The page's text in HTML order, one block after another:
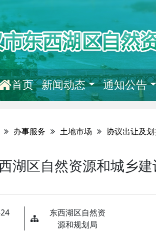
首页 新闻动态 通知公告
办事服务 土地市场 协议出让及
湖区自然资源和城乡
东西湖区自然资
源和规划局